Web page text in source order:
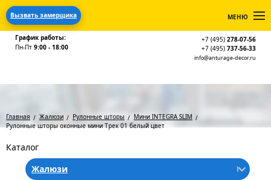
Вызвать замерщика МЕНЮ
График работы:
Пн-Пт 9:00 - 18:00
+7 (495) 278-07-56
+7 (495) 737-56-33
info@anturage-decor.ru
Главная Жалюзи Рулонные шторы
Мини INTEGRA SLIM
Рулонные шторы оконные мини Трек 01 белый цвет
Каталог
Жалюзи